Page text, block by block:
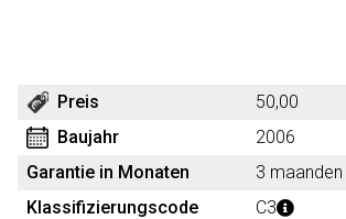
Preis
50,00
Baujahr
2006
Garantie in Monaten
3 maanden
Klassifizierungscode
C3